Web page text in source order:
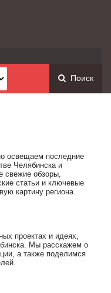
Поиск
освещаем последние
Челябинска и
свежие обзоры,
статьи и ключевые
картину региона.
проектах и идеях,
Мы расскажем о
а также поделимся